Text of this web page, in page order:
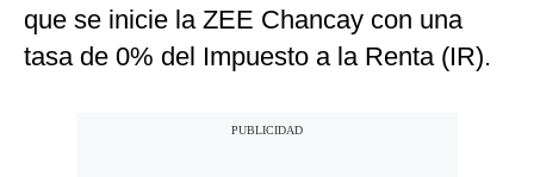
que se inicie la ZEE Chancay con una
tasa de 0% del Impuesto a la Renta (IR).